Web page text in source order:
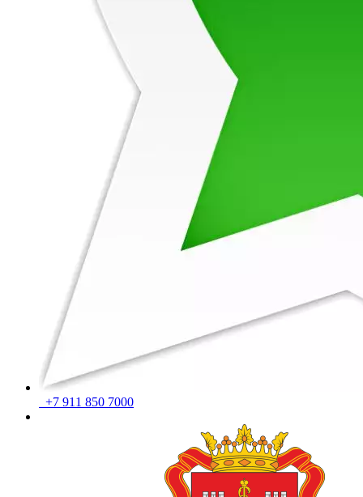
+7 911 850 7000